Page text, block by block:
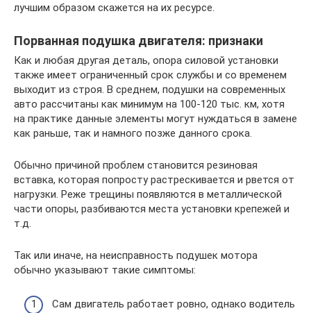
лучшим образом скажется на их ресурсе.
Порванная подушка двигателя: признаки
Как и любая другая деталь, опора силовой установки
также имеет ограниченный срок службы и со временем
выходит из строя. В среднем, подушки на современных
авто рассчитаны как минимум на 100-120 тыс. км, хотя
на практике данные элементы могут нуждаться в замене
как раньше, так и намного позже данного срока.
Обычно причиной проблем становится резиновая
вставка, которая попросту растрескивается и рвется от
нагрузки. Реже трещины появляются в металлической
части опоры, разбиваются места установки крепежей и
т.д.
Так или иначе, на неисправность подушек мотора
обычно указывают такие симптомы:
Сам двигатель работает ровно, однако водитель